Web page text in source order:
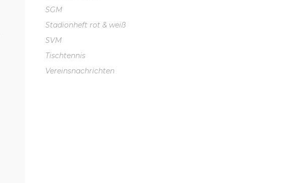
SGM
Stadionheft rot & weiß
SVM
Tischtennis
Vereinsnachrichten